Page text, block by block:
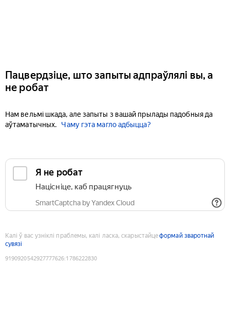
Пацвердзіце, што запыты адпраўлялі вы, а
не робат
Нам вельмі шкада, але запыты з вашай прылады падобныя да
аўтаматычных.
Чаму гэта магло адбыцца?
Я не робат
Націсніце, каб працягнуць
SmartCaptcha by Yandex Cloud
Калі ў вас узніклі праблемы, калі ласка, скарыстайцеформай зваротнай
сувязі
9190920542927777626:1786222830